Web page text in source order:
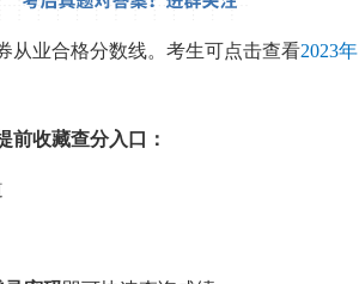
从业合格分数线。考生可点击查看2023年
前收藏查分入口：